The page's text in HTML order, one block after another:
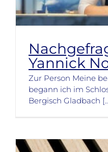
Yannick
Zur Person Meine
begann ich im
Bergisch Gladbach